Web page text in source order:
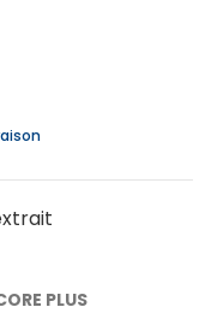
PLUS